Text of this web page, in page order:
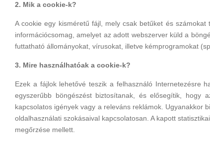
2. Mik a cookie-k?
A cookie egy kisméretű fájl, mely csak betűket és
információcsomag, amelyet az adott webszerver küld a
futtatható állományokat, vírusokat, illetve kémprogramokat
3. Mire használhatóak a cookie-k?
Ezek a fájlok lehetővé teszik a felhasználó Internetezésre
egyszerűbb böngészést biztosítanak, és elősegítik, hogy
kapcsolatos igények vagy a releváns reklámok. Ugyanakkor
oldalhasználati szokásaival kapcsolatosan. A kapott
megőrzése mellett.